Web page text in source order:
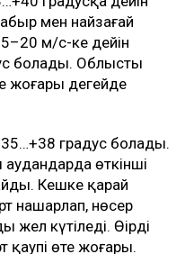
мен найзағай
м/с-ке дейін
болады. Облыстың
жоғары деңгейде
градус болады.
аудандарда өткінші
Кешке қарай
нашарлап, нөсер
күтіледі. Өңірдің
қаупі өте жоғары.